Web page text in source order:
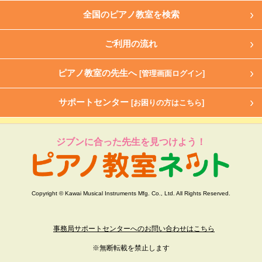
全国のピアノ教室を検索
ご利用の流れ
ピアノ教室の先生へ [管理画面ログイン]
サポートセンター [お困りの方はこちら]
ジブンに合った先生を見つけよう！
Copyright © Kawai Musical Instruments Mfg. Co., Ltd. All Rights Reserved.
事務局サポートセンターへのお問い合わせはこちら
※無断転載を禁止します